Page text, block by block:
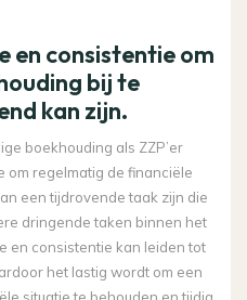
en consistentie om
bij te
kan zijn.
boekhouding als ZZP’er
om regelmatig de financiële
een tijdrovende taak zijn die
dringende taken binnen het
en consistentie kan leiden tot
het lastig wordt om een